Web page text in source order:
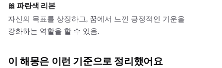
🎀 파란색 리본
자신의 목표를 상징하고, 꿈에서 느낀 긍정적인 기운을
강화하는 역할을 할 수 있음.
이 해몽은 이런 기준으로 정리했어요